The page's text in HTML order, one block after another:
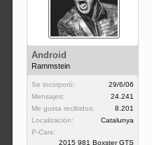
Android
Rammstein
Se incorporó:
29/6/06
Mensajes:
24.241
Me gusta recibidos:
8.201
Localización:
Catalunya
P-Cars:
2015 981 Boxster GTS